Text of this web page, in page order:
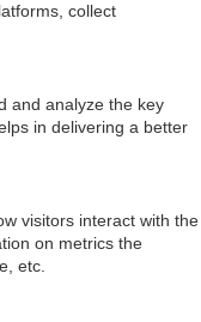
collect
and analyze the key
in delivering a better
visitors interact with the
on metrics the
etc.